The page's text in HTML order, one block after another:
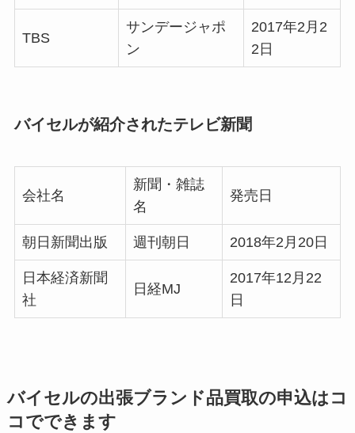
TBS
サンデージャポ
ン
2017年2月2
2日
バイセルが紹介されたテレビ新聞
会社名
新聞・雑誌
名
発売日
朝日新聞出版 週刊朝日 2018年2月20日
日本経済新聞
社
日経MJ
2017年12月22
日
バイセルの出張ブランド品買取の申込はコ
コでできます